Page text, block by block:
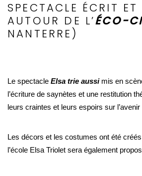
SPECTACLE ÉCRIT
AUTOUR DE L’ÉCO-
NANTERRE)
Le spectacle Elsa trie aussi mis en
l’écriture de saynètes et une restitution
leurs craintes et leurs espoirs sur l’avenir
Les décors et les costumes ont été
l’école Elsa Triolet sera également